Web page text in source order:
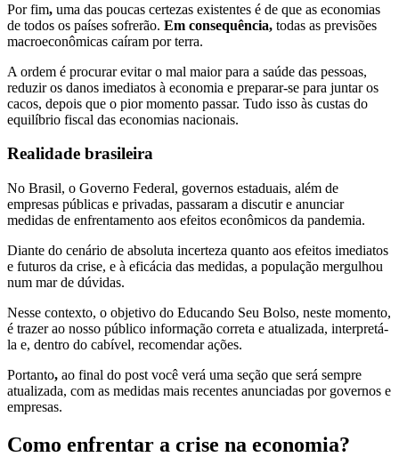
Por fim, uma das poucas certezas existentes é de que as economias
de todos os países sofrerão. Em consequência, todas as previsões
macroeconômicas caíram por terra.
A ordem é procurar evitar o mal maior para a saúde das pessoas,
reduzir os danos imediatos à economia e preparar-se para juntar os
cacos, depois que o pior momento passar. Tudo isso às custas do
equilíbrio fiscal das economias nacionais.
Realidade brasileira
No Brasil, o Governo Federal, governos estaduais, além de
empresas públicas e privadas, passaram a discutir e anunciar
medidas de enfrentamento aos efeitos econômicos da pandemia.
Diante do cenário de absoluta incerteza quanto aos efeitos imediatos
e futuros da crise, e à eficácia das medidas, a população mergulhou
num mar de dúvidas.
Nesse contexto, o objetivo do Educando Seu Bolso, neste momento,
é trazer ao nosso público informação correta e atualizada, interpretá-
la e, dentro do cabível, recomendar ações.
Portanto, ao final do post você verá uma seção que será sempre
atualizada, com as medidas mais recentes anunciadas por governos e
empresas.
Como enfrentar a crise na economia?